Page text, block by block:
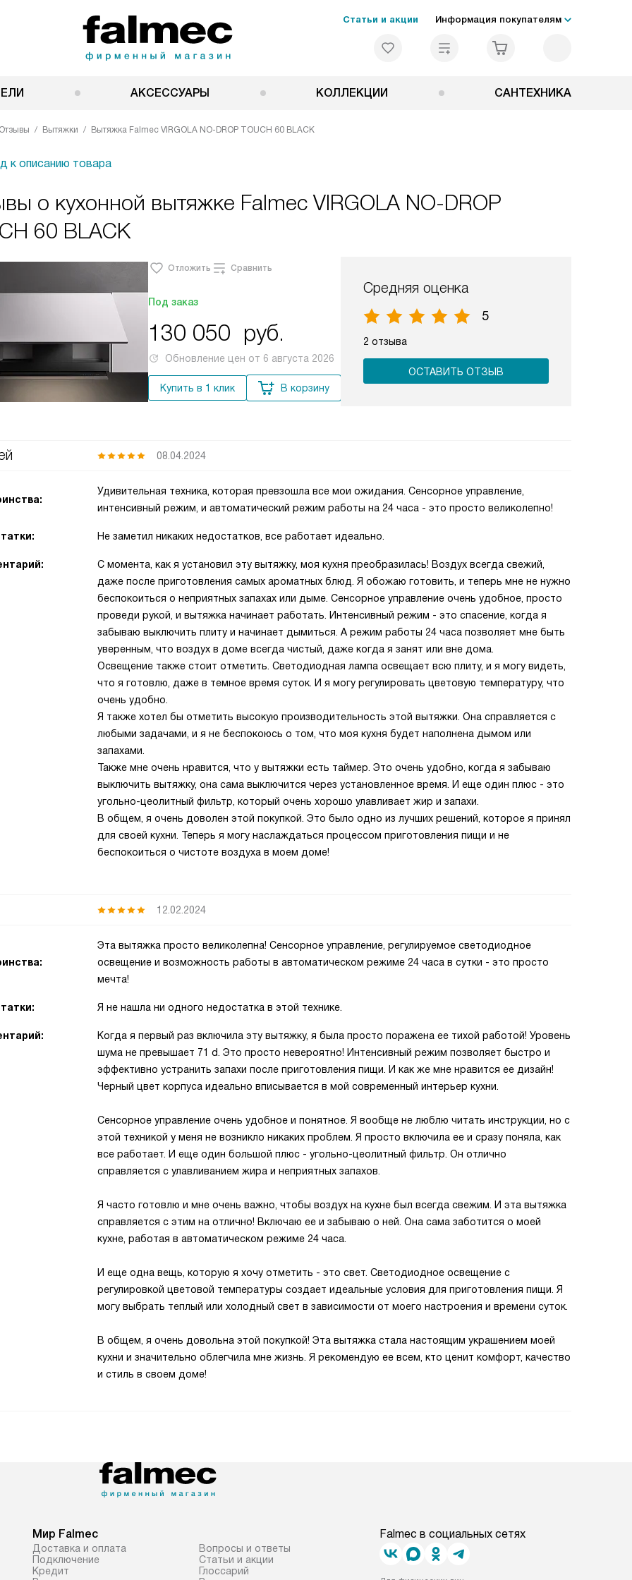
Статьи и акции Информация покупателям
АКСЕССУАРЫ КОЛЛЕКЦИИ САНТЕХНИКА
Вытяжки Вытяжка Falmec VIRGOLA NO-DROP TOUCH 60 BLACK
к описанию товара
о кухонной вытяжке Falmec VIRGOLA NO-DROP
60 BLACK
Отложить Сравнить
Под заказ
130 050 руб.
Обновление цен от 6 августа 2026
Купить в 1 клик В корзину
Средняя оценка
5
2 отзыва
ОСТАВИТЬ ОТЗЫВ
08.04.2024
Удивительная техника, которая превзошла все мои ожидания. Сенсорное управление,
интенсивный режим, и автоматический режим работы на 24 часа - это просто великолепно!
Не заметил никаких недостатков, все работает идеально.
С момента, как я установил эту вытяжку, моя кухня преобразилась! Воздух всегда свежий,
даже после приготовления самых ароматных блюд. Я обожаю готовить, и теперь мне не нужно
беспокоиться о неприятных запахах или дыме. Сенсорное управление очень удобное, просто
проведи рукой, и вытяжка начинает работать. Интенсивный режим - это спасение, когда я
забываю выключить плиту и начинает дымиться. А режим работы 24 часа позволяет мне быть
уверенным, что воздух в доме всегда чистый, даже когда я занят или вне дома.
Освещение также стоит отметить. Светодиодная лампа освещает всю плиту, и я могу видеть,
что я готовлю, даже в темное время суток. И я могу регулировать цветовую температуру, что
очень удобно.
Я также хотел бы отметить высокую производительность этой вытяжки. Она справляется с
любыми задачами, и я не беспокоюсь о том, что моя кухня будет наполнена дымом или
запахами.
Также мне очень нравится, что у вытяжки есть таймер. Это очень удобно, когда я забываю
выключить вытяжку, она сама выключится через установленное время. И еще один плюс - это
угольно-цеолитный фильтр, который очень хорошо улавливает жир и запахи.
В общем, я очень доволен этой покупкой. Это было одно из лучших решений, которое я принял
для своей кухни. Теперь я могу наслаждаться процессом приготовления пищи и не
беспокоиться о чистоте воздуха в моем доме!
12.02.2024
Эта вытяжка просто великолепна! Сенсорное управление, регулируемое светодиодное
освещение и возможность работы в автоматическом режиме 24 часа в сутки - это просто
мечта!
Я не нашла ни одного недостатка в этой технике.
Когда я первый раз включила эту вытяжку, я была просто поражена ее тихой работой! Уровень
шума не превышает 71 d. Это просто невероятно! Интенсивный режим позволяет быстро и
эффективно устранить запахи после приготовления пищи. И как же мне нравится ее дизайн!
Черный цвет корпуса идеально вписывается в мой современный интерьер кухни.
Сенсорное управление очень удобное и понятное. Я вообще не люблю читать инструкции, но с
этой техникой у меня не возникло никаких проблем. Я просто включила ее и сразу поняла, как
все работает. И еще один большой плюс - угольно-цеолитный фильтр. Он отлично
справляется с улавливанием жира и неприятных запахов.
Я часто готовлю и мне очень важно, чтобы воздух на кухне был всегда свежим. И эта вытяжка
справляется с этим на отлично! Включаю ее и забываю о ней. Она сама заботится о моей
кухне, работая в автоматическом режиме 24 часа.
И еще одна вещь, которую я хочу отметить - это свет. Светодиодное освещение с
регулировкой цветовой температуры создает идеальные условия для приготовления пищи. Я
могу выбрать теплый или холодный свет в зависимости от моего настроения и времени суток.
В общем, я очень довольна этой покупкой! Эта вытяжка стала настоящим украшением моей
кухни и значительно облегчила мне жизнь. Я рекомендую ее всем, кто ценит комфорт, качество
и стиль в своем доме!
Мир Falmec
Доставка и оплата
Подключение
Кредит
Вопросы и ответы
Статьи и акции
Глоссарий
Falmec в социальных сетях